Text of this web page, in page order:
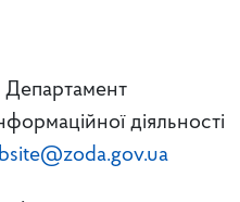
Департамент
діяльності